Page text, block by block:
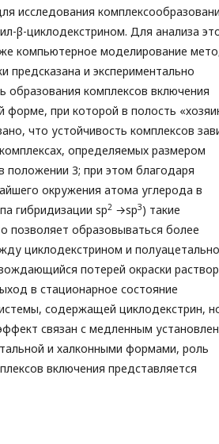
исследования
β-циклодекстрином. Для анализа
компьютерное моделирование
предсказана и экспериментально
комплексов включения
форме, при которой в полость
что устойчивость комплексов
определяемых размером
положении 3; при этом благодаря
окружения атома углерода в
гибридизации sp2 →sp3) такие
позволяет образовываться более
циклодекстрином и
потерей окраски
в стационарное состояние
содержащей циклодекстрин,
связан с медленным
и халконными формами, роль
включения представляется